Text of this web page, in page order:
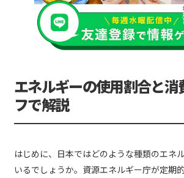
エネルギーの使用割合と消
フで解説
はじめに、日本ではどのような種類のエネ
いるでしょうか。資源エネルギー庁が定期